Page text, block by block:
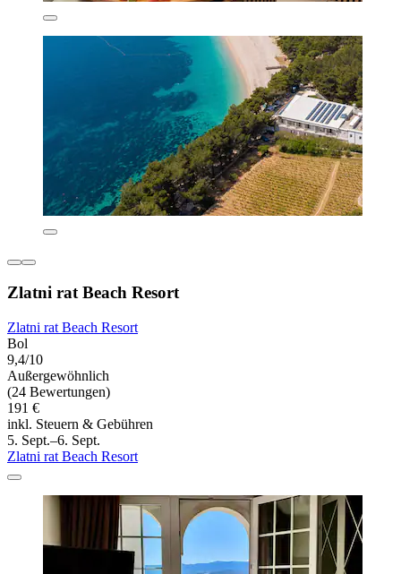
Zlatni rat Beach Resort
Zlatni rat Beach Resort
Bol
9,4/10
Außergewöhnlich
(24 Bewertungen)
191 €
inkl. Steuern & Gebühren
5. Sept.–6. Sept.
Zlatni rat Beach Resort